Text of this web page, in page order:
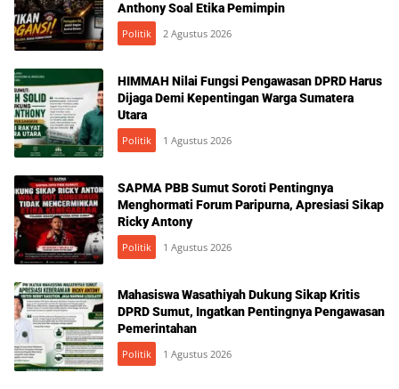
Anthony Soal Etika Pemimpin
Politik 2 Agustus 2026
HIMMAH Nilai Fungsi Pengawasan DPRD Harus
Dijaga Demi Kepentingan Warga Sumatera
Utara
Politik 1 Agustus 2026
SAPMA PBB Sumut Soroti Pentingnya
Menghormati Forum Paripurna, Apresiasi Sikap
Ricky Antony
Politik 1 Agustus 2026
Mahasiswa Wasathiyah Dukung Sikap Kritis
DPRD Sumut, Ingatkan Pentingnya Pengawasan
Pemerintahan
Politik 1 Agustus 2026